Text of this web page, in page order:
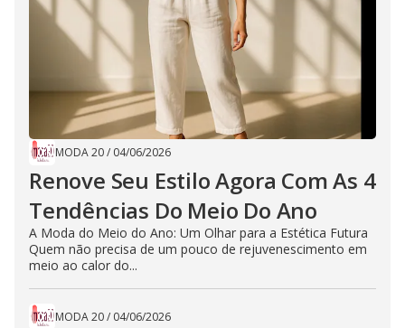
MODA 20/ 04/06/2026
Renove Seu Estilo Agora Com As 4
Tendências Do Meio Do Ano
A Moda do Meio do Ano: Um Olhar para a Estética Futura
Quem não precisa de um pouco de rejuvenescimento em
meio ao calor do...
MODA 20/ 04/06/2026